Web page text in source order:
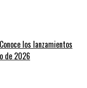
los lanzamientos
de 2026